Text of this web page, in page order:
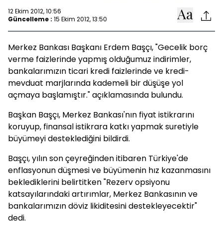
12 Ekim 2012, 10:56
Güncelleme : 15 Ekim 2012, 13:50
Merkez Bankası Başkanı Erdem Başçı, "Gecelik borç
verme faizlerinde yapmış olduğumuz indirimler,
bankalarımızın ticari kredi faizlerinde ve kredi-
mevduat marjlarında kademeli bir düşüşe yol
açmaya başlamıştır." açıklamasında bulundu.
Başkan Başçı, Merkez Bankası'nın fiyat istikrarını
koruyup, finansal istikrara katkı yapmak suretiyle
büyümeyi desteklediğini bildirdi.
Başçı, yılın son çeyreğinden itibaren Türkiye'de
enflasyonun düşmesi ve büyümenin hız kazanmasını
beklediklerini belirtitken "Rezerv opsiyonu
katsayılarındaki artırımlar, Merkez Bankasının ve
bankalarımızın döviz likiditesini destekleyecektir"
dedi.